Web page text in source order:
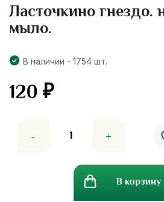
Ласточкино гнездо.
мыло.
В наличии - 1754 шт.
120₽
товара
В корзину